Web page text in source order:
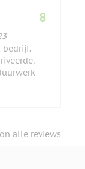
2023
8
bedrijf.
alle reviews